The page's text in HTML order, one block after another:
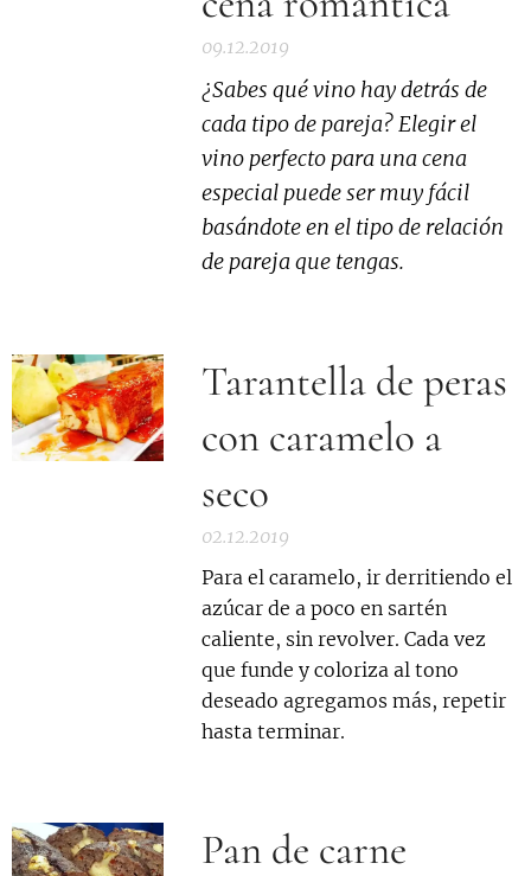
09.12.2019
¿Sabes qué vino hay detrás de
cada tipo de pareja? Elegir el
vino perfecto para una cena
especial puede ser muy fácil
basándote en el tipo de relación
de pareja que tengas.
Tarantella de peras
con caramelo a
seco
02.12.2019
Para el caramelo, ir derritiendo el
azúcar de a poco en sartén
caliente, sin revolver. Cada vez
que funde y coloriza al tono
deseado agregamos más, repetir
hasta terminar.
Pan de carne